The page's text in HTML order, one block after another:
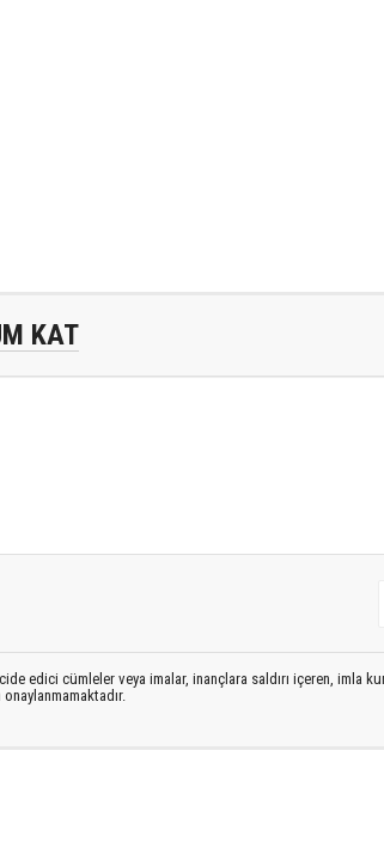
KAT
edici cümleler veya imalar, inançlara saldırı içeren, imla